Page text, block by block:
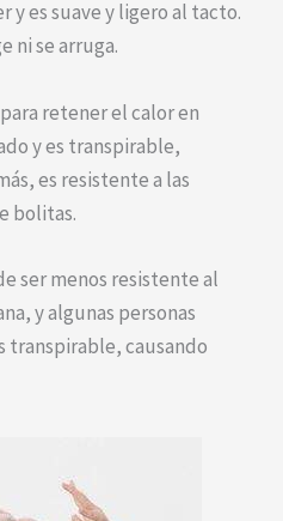
y es suave y ligero al tacto.
ni se arruga.
retener el calor en
y es transpirable,
es resistente a las
bolitas.
ser menos resistente al
y algunas personas
transpirable, causando